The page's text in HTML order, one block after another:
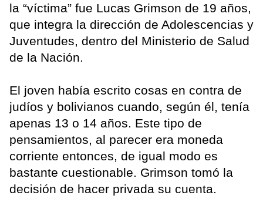
la “víctima” fue Lucas Grimson de 19 años,
que integra la dirección de Adolescencias y
Juventudes, dentro del Ministerio de Salud
de la Nación.
El joven había escrito cosas en contra de
judíos y bolivianos cuando, según él, tenía
apenas 13 o 14 años. Este tipo de
pensamientos, al parecer era moneda
corriente entonces, de igual modo es
bastante cuestionable. Grimson tomó la
decisión de hacer privada su cuenta.